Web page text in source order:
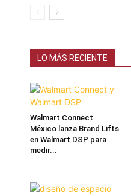
LO MÁS RECIENTE
Walmart Connect
México lanza Brand Lifts
en Walmart DSP para
medir...